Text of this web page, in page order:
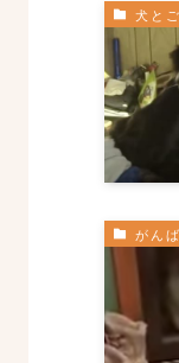
犬と
がん